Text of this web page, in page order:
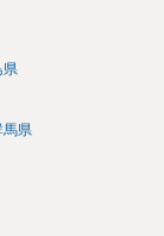
県
馬県